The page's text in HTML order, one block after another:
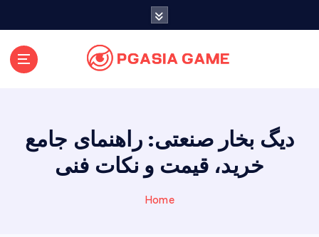
دیگ بخار صنعتی: راهنمای جامع
خرید، قیمت و نکات فنی
Home